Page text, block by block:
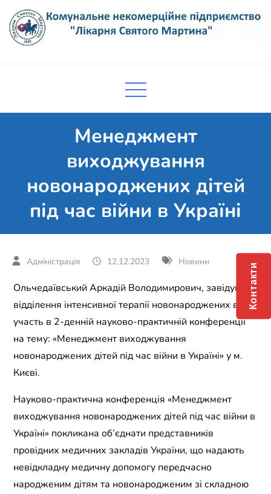
content
підприємство "Лікарня Святого
Менеджмент
виходжування
новонароджених дітей
під час війни в Україні
12.12.2023 Новини
Ольчедаївський Аркадій Володимирович, завідувач
відділення інтенсивної терапії новонароджених взяв
участь в 2-денній науково-практичній конференції
на тему: «Менеджмент виходжування
новонароджених дітей під час війни в Україні» у м.
Києві.
Науково-практична конференція «Менеджмент
виходжування новонароджених дітей під час війни в
Україні» покликана об’єднати представників
провідних медичних закладів України, що надають
невідкладну медичну допомогу передчасно
народженим дітям та новонародженим зі складною
Контакти